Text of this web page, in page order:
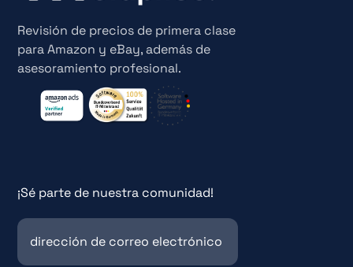
Revisión de precios de primera clase
para Amazon y eBay, además de
asesoramiento profesional.
¡Sé parte de nuestra comunidad!